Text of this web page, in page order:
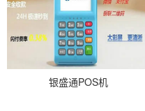
银盛通POS机